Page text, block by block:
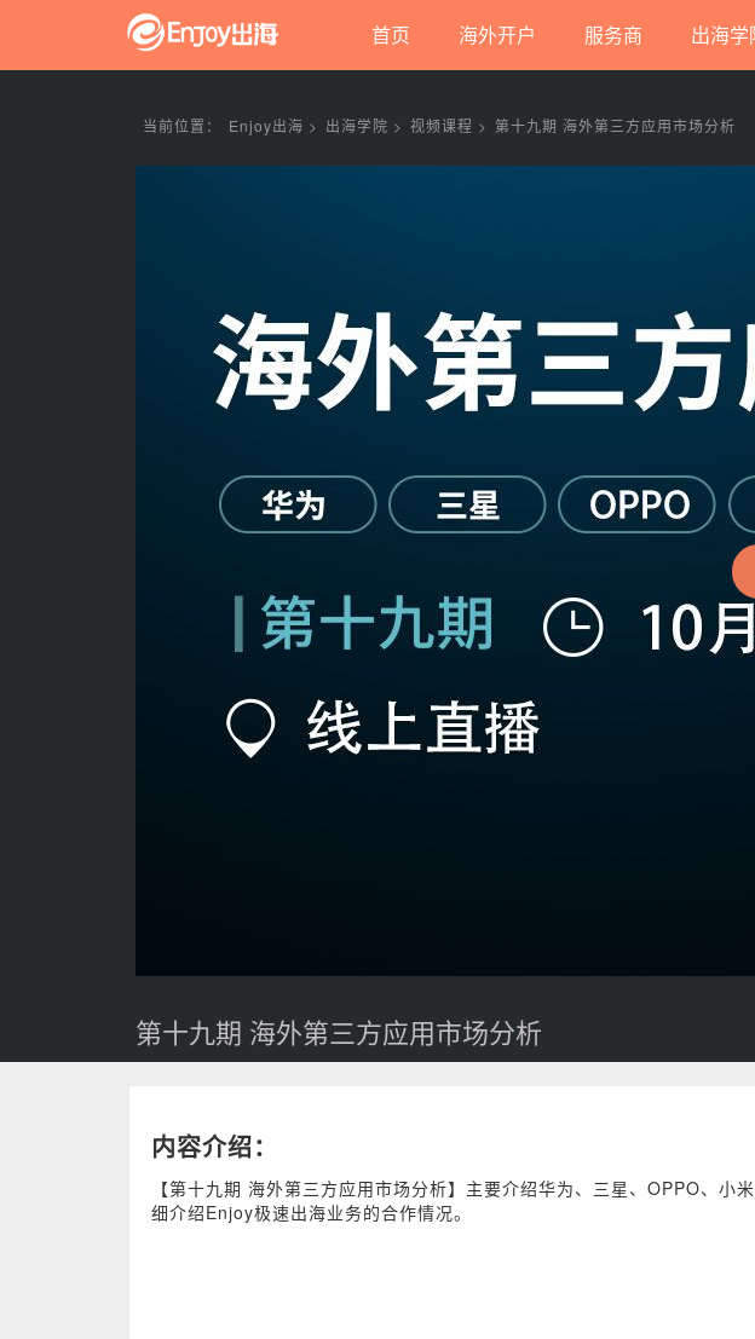
首页 海外开户 服务商 出海学
当前位置： Enjoy出海 > 出海学院 > 视频课程 > 第十九期 海外第三方应用市场分析
第十九期 海外第三方应用市场分析
内容介绍：
【第十九期 海外第三方应用市场分析】主要介绍华为、三星、OPPO、小
细介绍Enjoy极速出海业务的合作情况。